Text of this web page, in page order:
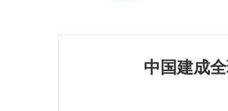
中国建成